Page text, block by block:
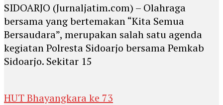
SIDOARJO (Jurnaljatim.com) – Olahraga
bersama yang bertemakan “Kita Semua
Bersaudara”, merupakan salah satu agenda
kegiatan Polresta Sidoarjo bersama Pemkab
Sidoarjo. Sekitar 15
HUT Bhayangkara ke 73